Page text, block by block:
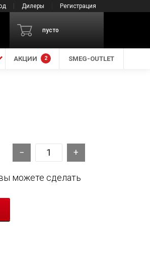
Дилеры Регистрация
пусто
АКЦИИ 2 SMEG-OUTLET
можете сделать